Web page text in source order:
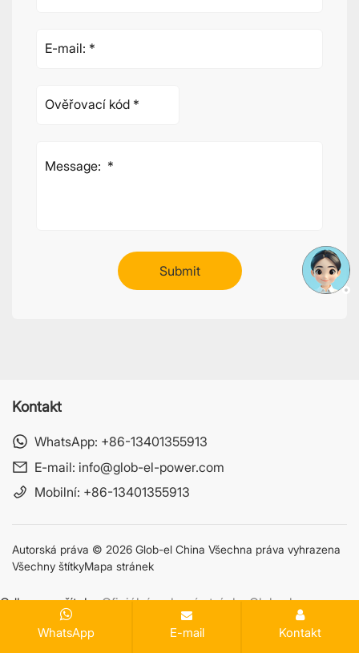
Kontakt
WhatsApp: +86-13401355913
E-mail: info@glob-el-power.com
Mobilní: +86-13401355913
Autorská práva © 2026 Glob-el China Všechna práva vyhrazena
Všechny štítkyMapa stránek
Odkaz na přítele: Oficiální webové stránky Glob-elu
WhatsApp E-mail Kontakt